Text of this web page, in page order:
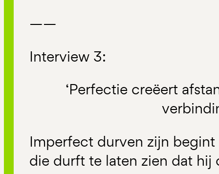
——
Interview 3:
‘Perfectie creëert
Imperfect durven zijn
die durft te laten zien dat hij